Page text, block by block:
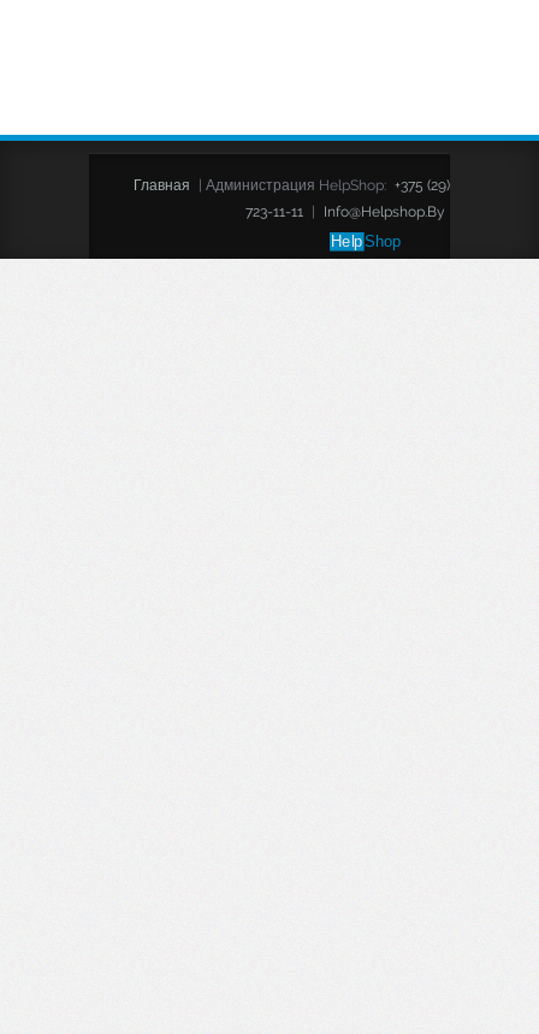
Главная | Администрация HelpShop: +375 (29)
723-11-11
| Info@helpshop.by